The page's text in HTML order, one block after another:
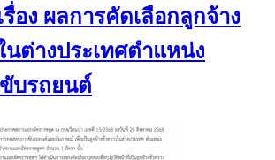
รื่อง ผลการคัดเลือกลูกจ้าง
นต่างประเทศตำแหน่ง
บรถยนต์